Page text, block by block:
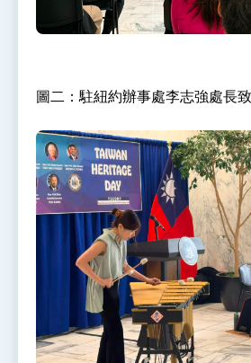
圖二：駐紐約辦事處李志強處長致